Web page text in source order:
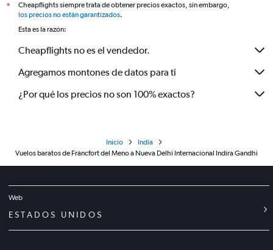
*
Cheapflights siempre trata de obtener precios exactos, sin embargo,
los precios no están garantizados.
Esta es la razón:
Cheapflights no es el vendedor.
Agregamos montones de datos para ti
¿Por qué los precios no son 100% exactos?
Inicio
India
Vuelos baratos de Fráncfort del Meno a Nueva Delhi Internacional Indira Gandhi
Web
ESTADOS UNIDOS